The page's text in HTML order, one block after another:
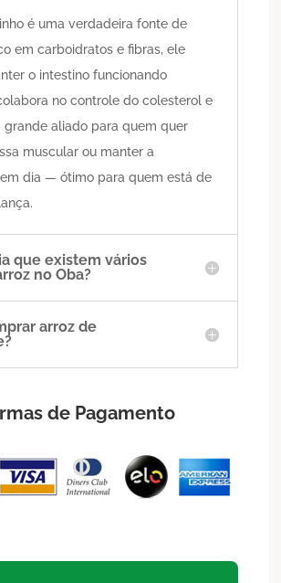
é uma verdadeira fonte de
em carboidratos e fibras, ele
o intestino funcionando
no controle do colesterol e
grande aliado para quem quer
muscular ou manter a
dia — ótimo para quem está de
que existem vários
no Oba?
arroz de
de Pagamento